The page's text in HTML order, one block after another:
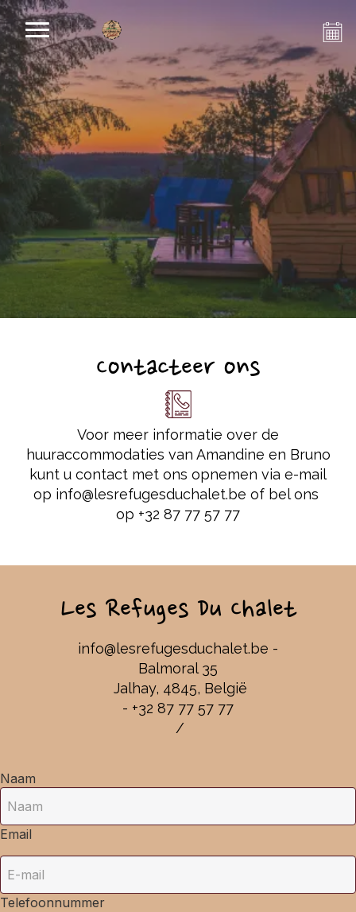
Contacteer ons
Voor meer informatie over de
huuraccommodaties van Amandine en Bruno
kunt u contact met ons opnemen via e-mail
op info@lesrefugesduchalet.be of bel ons
op +32 87 77 57 77
Les Refuges Du Chalet
info@lesrefugesduchalet.be -
Balmoral 35
Jalhay, 4845, België
- +32 87 77 57 77
/
Naam
Email
Telefoonnummer